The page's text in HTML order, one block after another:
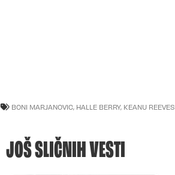
BONI MARJANOVIC, HALLE BERRY, KEANU REEVES
JOŠ SLIČNIH VESTI